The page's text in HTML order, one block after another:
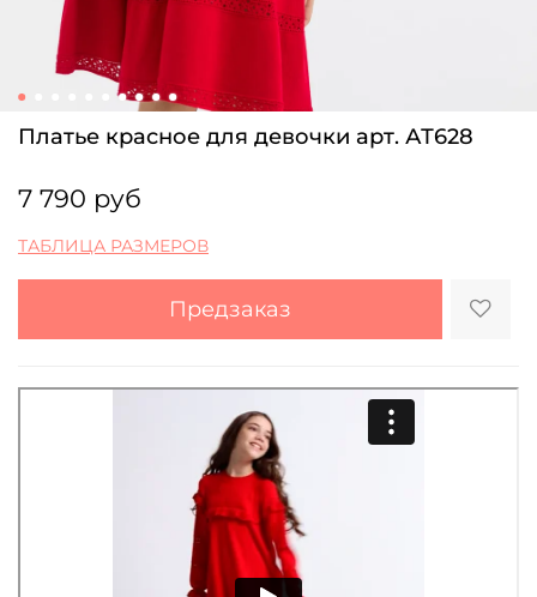
Платье красное для девочки арт. АТ628
7 790 руб
ТАБЛИЦА РАЗМЕРОВ
Предзаказ